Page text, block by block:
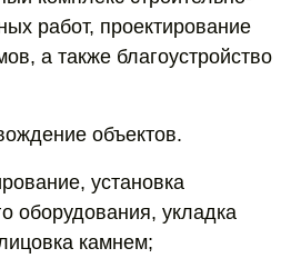
работ, проектирование
а также благоустройство
объектов.
установка
оборудования, укладка
камнем;